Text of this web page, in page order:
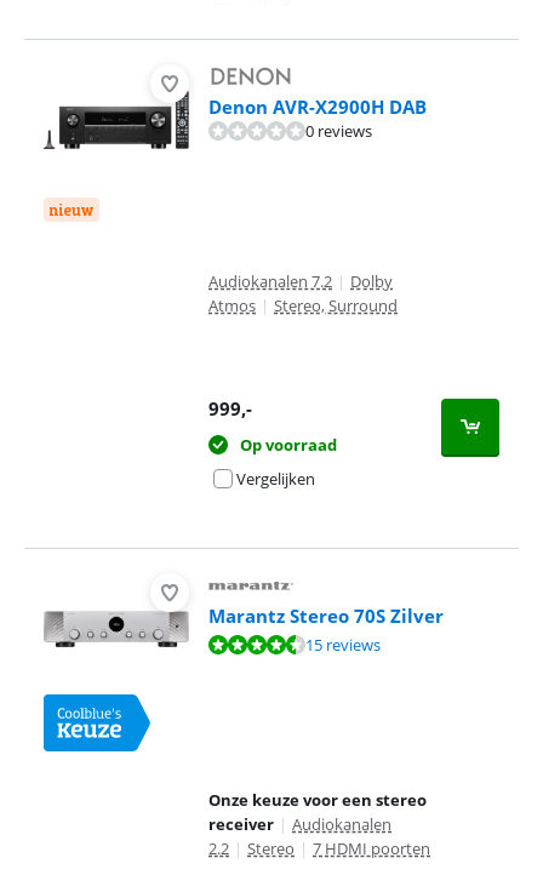
nieuw
Denon AVR-X2900H DAB
0 reviews
Audiokanalen 7.2 | Dolby
Atmos | Stereo, Surround
999,-
Op voorraad
Vergelijken
Marantz Stereo 70S Zilver
Beoordeling is 8,8 van de 10, gebaseerd op 15 reviews.
15 reviews
Onze keuze voor een stereo
receiver | Audiokanalen
2.2 | Stereo | 7 HDMI poorten